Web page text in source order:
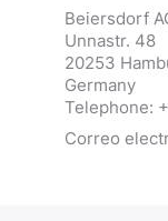
Beiersdorf
Unnastr. 48
20253
Germany
Telephone:
Correo